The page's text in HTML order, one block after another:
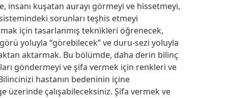
kuşatan aurayı görmeyi ve hissetmeyi,
sorunları teşhis etmeyi
için tasarlanmış teknikleri öğrenecek,
yoluyla “görebilecek” ve duru-sezi yoluyla
aktarmak. Bu bölümde, daha derin bilinç
göndermeyi ve şifa vermek için renkleri ve
hastanın bedeninin içine
üzerinde çalışabileceksiniz. Şifa vermek ve